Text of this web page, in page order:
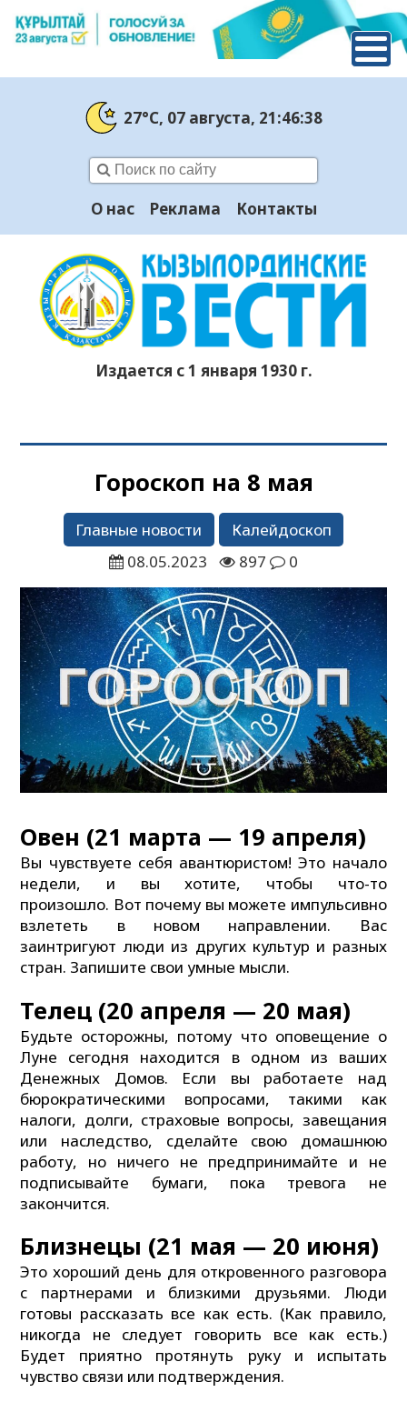
27°C, 07 августа, 21:46:39
О нас Реклама Контакты
Издается с 1 января 1930 г.
Гороскоп на 8 мая
Главные новости
Калейдоскоп
08.05.2023
897 0
Овен (21 марта — 19 апреля)
Вы чувствуете себя авантюристом! Это начало
недели, и вы хотите, чтобы что-то
произошло. Вот почему вы можете импульсивно
взлететь в новом направлении. Вас
заинтригуют люди из других культур и разных
стран. Запишите свои умные мысли.
Телец (20 апреля — 20 мая)
Будьте осторожны, потому что оповещение о
Луне сегодня находится в одном из ваших
Денежных Домов. Если вы работаете над
бюрократическими вопросами, такими как
налоги, долги, страховые вопросы, завещания
или наследство, сделайте свою домашнюю
работу, но ничего не предпринимайте и не
подписывайте бумаги, пока тревога не
закончится.
Близнецы (21 мая — 20 июня)
Это хороший день для откровенного разговора
с партнерами и близкими друзьями. Люди
готовы рассказать все как есть. (Как правило,
никогда не следует говорить все как есть.)
Будет приятно протянуть руку и испытать
чувство связи или подтверждения.